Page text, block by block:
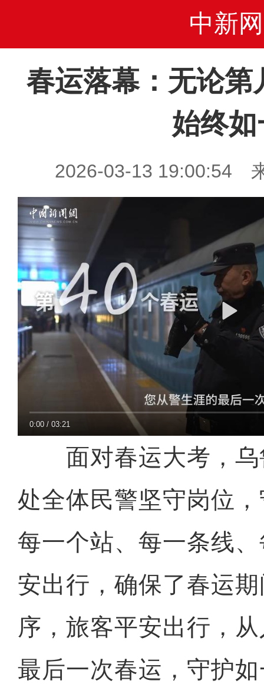
中新网
春运落幕：无论第
始终如
2026-03-13 19:00:54
0:00 /03:21
面对春运大考，乌
处全体民警坚守岗位
每一个站、每一条线
安出行，确保了春运
序，旅客平安出行，
最后一次春运，守护